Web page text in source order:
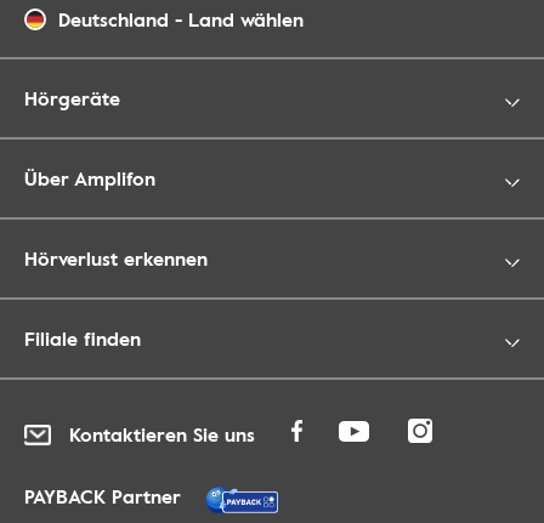
Deutschland - Land wählen
Hörgeräte
Über Amplifon
Hörverlust erkennen
Filiale finden
Kontaktieren Sie uns
PAYBACK Partner